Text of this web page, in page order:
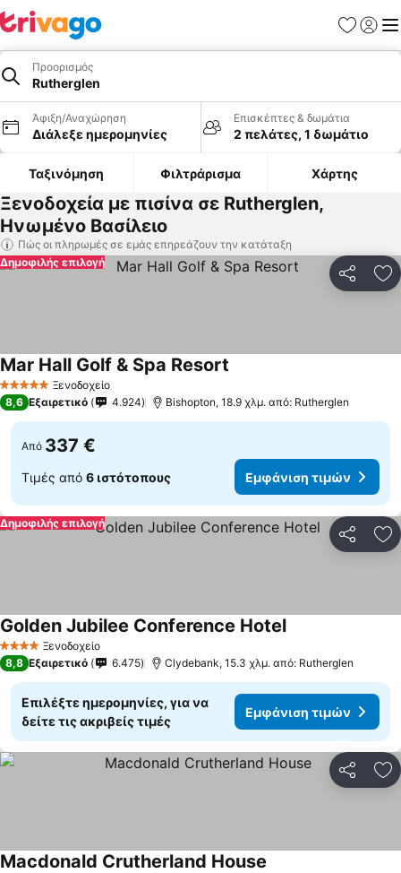
Προορισμός
Rutherglen
Άφιξη/Αναχώρηση
Διάλεξε ημερομηνίες
Επισκέπτες & δωμάτια
2 πελάτες, 1 δωμάτιο
Ταξινόμηση Φιλτράρισμα Χάρτης
Ξενοδοχεία με πισίνα σε Rutherglen,
Ηνωμένο Βασίλειο
Πώς οι πληρωμές σε εμάς επηρεάζουν την κατάταξη
Δημοφιλής επιλογή
5 Αστέρια Ξενοδοχείο
Mar Hall Golf & Spa Resort
8,6 Εξαιρετικό 4.924 Bishopton, 18.9 χλμ. από: Rutherglen
Από 337 €
Τιμές από 6 ιστότοπους Εμφάνιση τιμών
Δημοφιλής επιλογή
4 ΑστέριαΞενοδοχείο
Golden Jubilee Conference Hotel
8,8 Εξαιρετικό 6.475 Clydebank, 15.3 χλμ. από: Rutherglen
Επιλέξτε ημερομηνίες, για να
δείτε τις ακριβείς τιμές
Εμφάνιση τιμών
Macdonald Crutherland House